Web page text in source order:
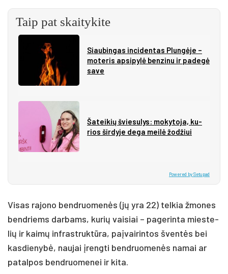
Taip pat skaitykite
Siau­bin­gas in­ci­den­tas Plun­gė­je –
mo­te­ris ap­si­py­lė ben­zi­nu ir pa­de­gė
sa­ve
Ša­tei­kių švie­su­lys: mo­ky­to­ja, ku­
rios šir­dy­je de­ga mei­lė žo­džiui
Powered by Setupad
Vi­sas ra­jo­no bend­ruo­me­nės (jų yra 22) tel­kia žmo­nes
bend­riems dar­bams, ku­rių vai­siai – pa­ge­rin­ta mies­te­
lių ir kai­mų inf­rast­ruk­tū­ra, paį­vai­rin­tos šven­tės bei
kas­die­ny­bė, nau­jai įreng­ti bend­ruo­me­nės na­mai ar
pa­tal­pos bend­ruo­me­nei ir ki­ta.